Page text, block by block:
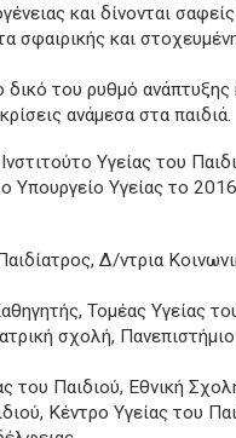
και δίνονται
σφαιρικής και
δικό του ρυθμό
ανάμεσα στα παιδιά.
Υγείας του
Υπουργείο Υγείας το
Δ/ντρια
Τομέας Υγείας
σχολή,
του Παιδιού, Εθνική
Κέντρο Υγείας του